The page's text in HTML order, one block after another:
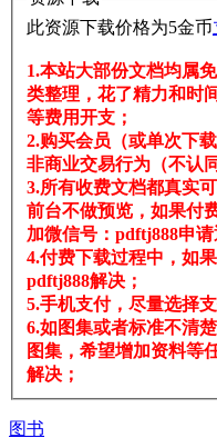
此资源下载价格为5金币
1.本站大部份文档均属
类整理，花了精力和时
等费用开支；
2.购买会员（或单次下
非商业交易行为（不认
3.所有收费文档都真实
前台不做预览，如果付
加微信号：pdftj888申请
4.付费下载过程中，如
pdftj888解决；
5.手机支付，尽量选择
6.如图集或者标准不清
图集，希望增加资料等
解决；
图书